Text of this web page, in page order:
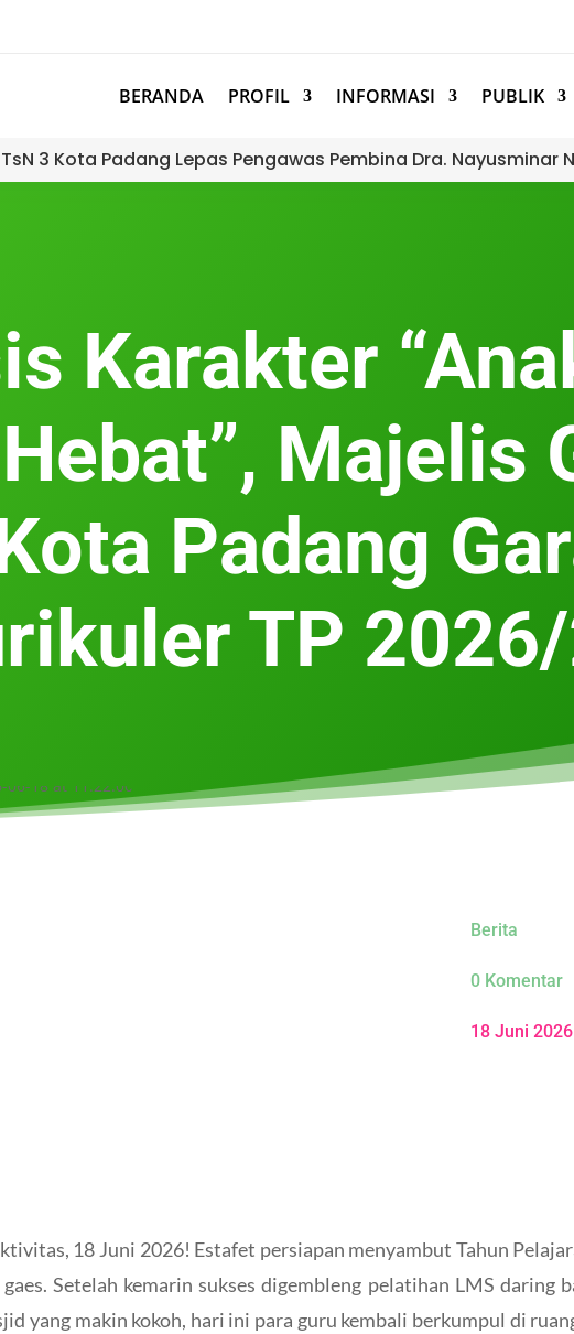
BERANDA PROFIL INFORMASI PUBLIK
3 Kota Padang Lepas Pengawas Pembina Dra. Nayusminar
Karakter
Majelis
Padang
TP
Berita
0 Komentar
18 Juni 2026
18 Juni 2026! Estafet persiapan menyambut Tahun
Setelah kemarin sukses digembleng pelatihan LMS daring
yang makin kokoh, hari ini para guru kembali berkumpul di